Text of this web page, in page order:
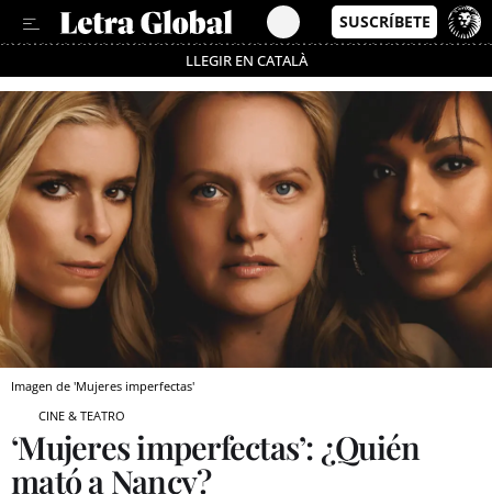
LLEGIR EN CATALÀ
Pásate al MODO AHORRO
Imagen de 'Mujeres imperfectas'
CINE & TEATRO
‘Mujeres imperfectas’: ¿Quién
mató a Nancy?